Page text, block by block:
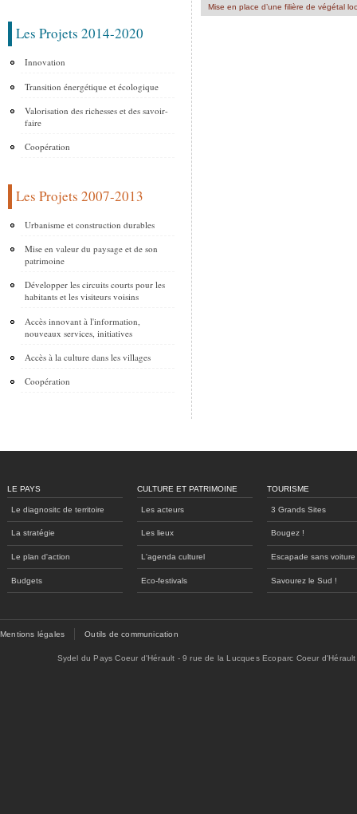
Les Projets 2014-2020
Innovation
Transition énergétique et écologique
Valorisation des richesses et des savoir-
faire
Coopération
Les Projets 2007-2013
Urbanisme et construction durables
Mise en valeur du paysage et de son
patrimoine
Développer les circuits courts pour les
habitants et les visiteurs voisins
Accès innovant à l'information,
nouveaux services, initiatives
Accès à la culture dans les villages
Coopération
Mise en place d’une filière de végétal
LE PAYS
Le diagnositc de territoire
La stratégie
Le plan d'action
Budgets
CULTURE ET PATRIMOINE
Les acteurs
Les lieux
L'agenda culturel
Eco-festivals
TOURISME
3 Grands Sites
Bougez !
Escapade sans voiture
Savourez le Sud !
Mentions légales Outils de communication
Sydel du Pays Coeur d'Hérault - 9 rue de la Lucques Ecoparc Coeur